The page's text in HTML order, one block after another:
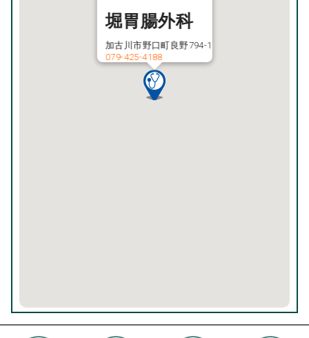
堀胃腸外科
加古川市野口町良野794-1
079-425-4188